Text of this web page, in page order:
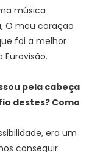
música
O meu coração
foi a melhor
pela cabeça
destes? Como
era um
conseguir